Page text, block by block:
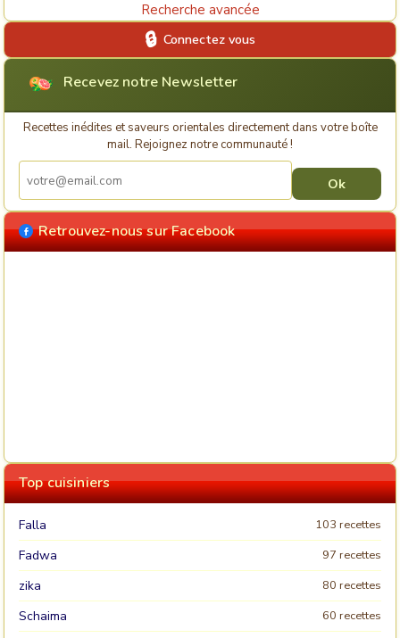
Recherche avancée
Connectez vous
Recevez notre Newsletter
Recettes inédites et saveurs orientales directement dans votre boîte
mail. Rejoignez notre communauté !
Retrouvez-nous sur Facebook
Top cuisiniers
Falla 103 recettes
Fadwa 97 recettes
zika 80 recettes
Schaima 60 recettes